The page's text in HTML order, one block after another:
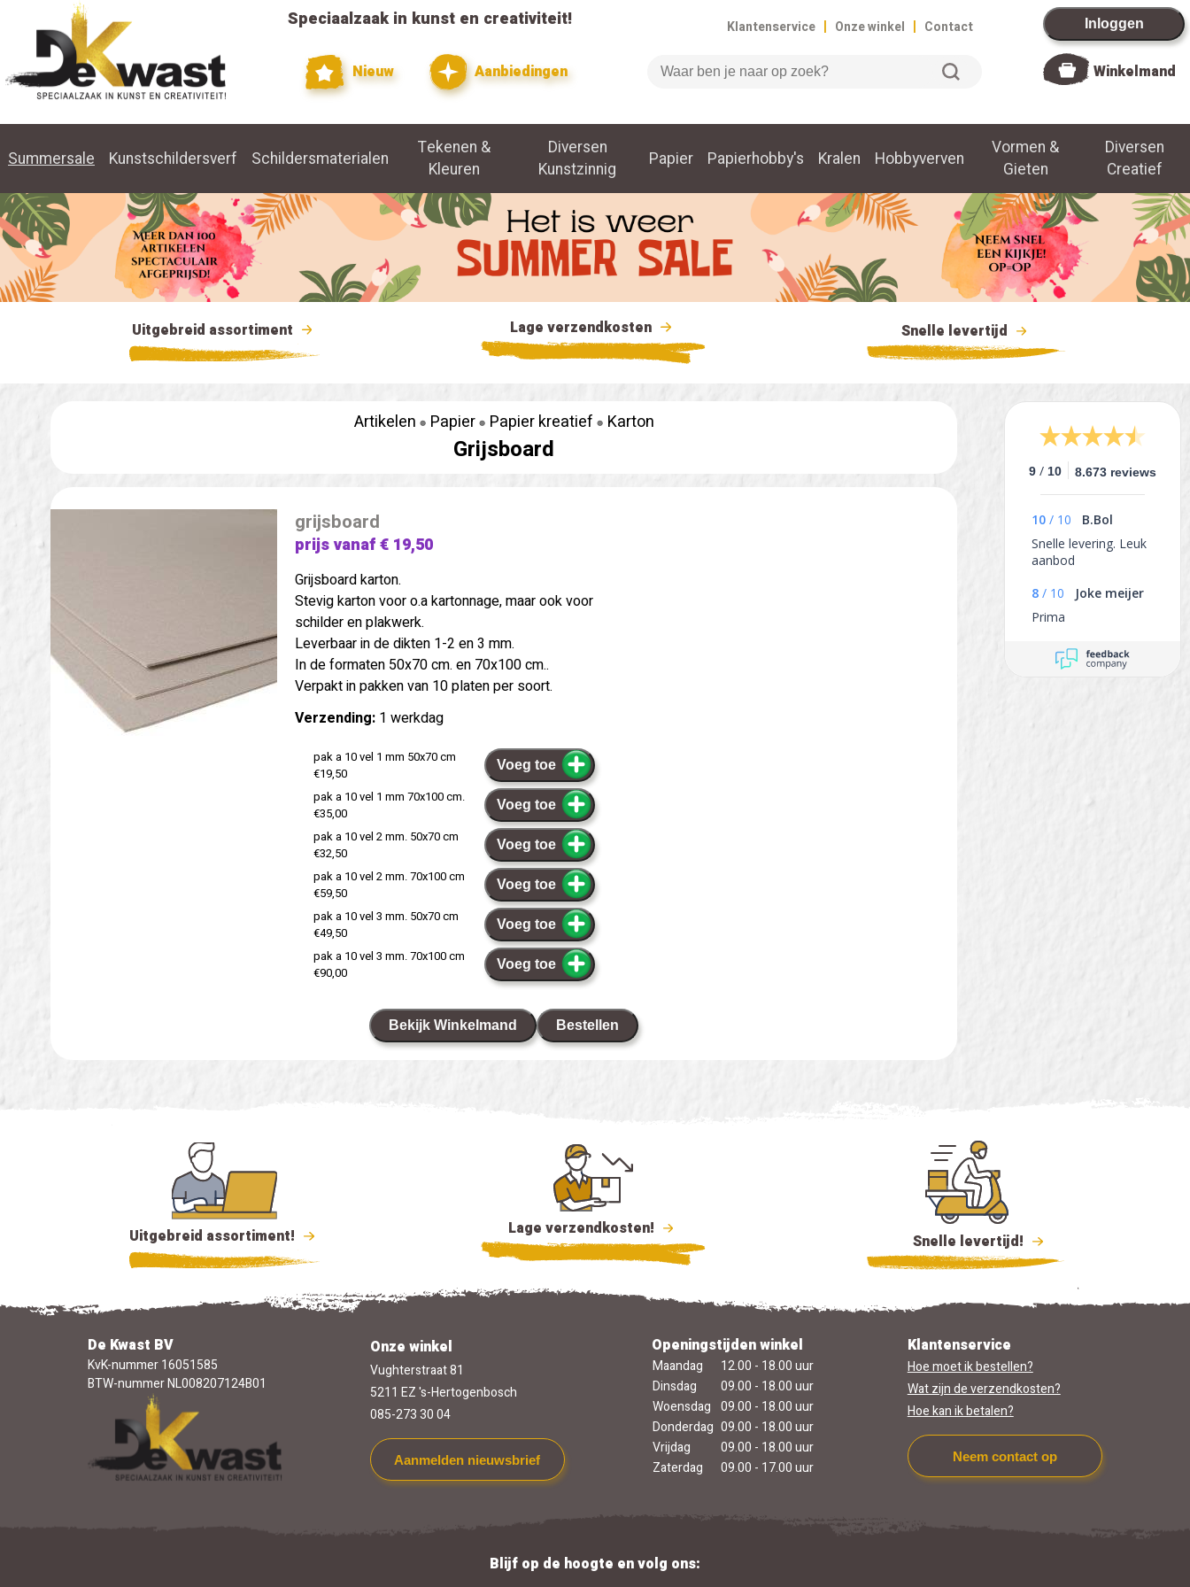
Speciaalzaak in kunst en creativiteit!
Nieuw Aanbiedingen
Klantenservice | Onze winkel | Contact
Zoeken
Inloggen
Winkelmand
Summersale Kunstschildersverf Schildersmaterialen
Tekenen &
Kleuren
Diversen
Kunstzinnig
Papier Papierhobby's Kralen Hobbyverven
Vormen &
Gieten
Diversen
Creatief
Uitgebreid assortiment Lage verzendkosten Snelle levertijd
9 / 10 8.673 reviews
10 / 10
B.Bol
Snelle levering. Leuk
aanbod
8 / 10
Joke meijer
Prima
Artikelen Papier Papier kreatief Karton
Grijsboard
grijsboard
prijs vanaf € 19,50
Grijsboard karton.
Stevig karton voor o.a kartonnage, maar ook voor
schilder en plakwerk.
Leverbaar in de dikten 1-2 en 3 mm.
In de formaten 50x70 cm. en 70x100 cm..
Verpakt in pakken van 10 platen per soort.
Verzending: 1 werkdag
pak a 10 vel 1 mm 50x70 cm
€19,50
Voeg toe
pak a 10 vel 1 mm 70x100 cm.
€35,00
Voeg toe
pak a 10 vel 2 mm. 50x70 cm
€32,50
Voeg toe
pak a 10 vel 2 mm. 70x100 cm
€59,50
Voeg toe
pak a 10 vel 3 mm. 50x70 cm
€49,50
Voeg toe
pak a 10 vel 3 mm. 70x100 cm
€90,00
Voeg toe
Bekijk Winkelmand Bestellen
Uitgebreid assortiment! Lage verzendkosten!
Snelle levertijd!
De Kwast BV
KvK-nummer 16051585
BTW-nummer NL008207124B01
Onze winkel
Vughterstraat 81
5211 EZ 's-Hertogenbosch
085-273 30 04
Aanmelden nieuwsbrief
Openingstijden winkel
Maandag
12.00 - 18.00 uur
Dinsdag
09.00 - 18.00 uur
Woensdag 09.00 - 18.00 uur
Donderdag 09.00 - 18.00 uur
Vrijdag
09.00 - 18.00 uur
Zaterdag
09.00 - 17.00 uur
Klantenservice
Hoe moet ik bestellen?
Wat zijn de verzendkosten?
Hoe kan ik betalen?
Neem contact op
Blijf op de hoogte en volg ons: